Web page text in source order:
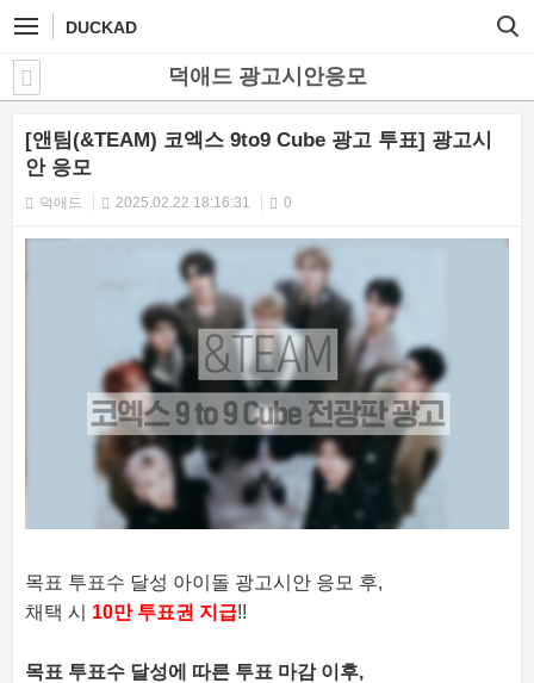
DUCKAD
덕애드 광고시안응모
[앤팀(&TEAM) 코엑스 9to9 Cube 광고 투표] 광고시
안 응모
덕애드 2025.02.22 18:16:31 0
목표 투표수 달성 아이돌 광고시안 응모 후,
채택 시 10만 투표권 지급!!
목표 투표수 달성에 따른 투표 마감 이후,